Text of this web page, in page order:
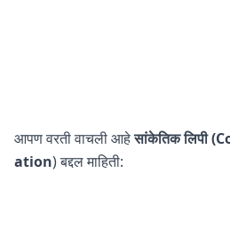
आपण वरती वाचली आहेसांकेतिक लिपी
ation) बद्दल माहिती: